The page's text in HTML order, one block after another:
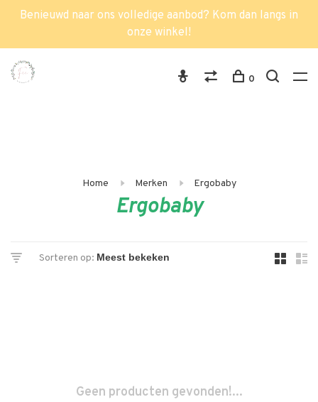
Benieuwd naar ons volledige aanbod? Kom dan langs in
onze winkel!
0
Home Merken Ergobaby
Ergobaby
Sorteren op:
Geen producten gevonden!...